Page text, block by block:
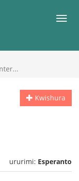
Kwishura
ururimi: Esperanto